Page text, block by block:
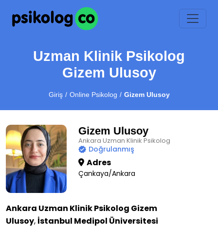
Uzman Klinik Psikolog
Gizem Ulusoy
Giriş Online Psikolog Gizem Ulusoy
Gizem Ulusoy
Ankara Uzman Klinik Psikolog
Doğrulanmış
Adres
Çankaya/Ankara
Ankara Uzman Klinik Psikolog Gizem
Ulusoy, İstanbul Medipol Üniversitesi